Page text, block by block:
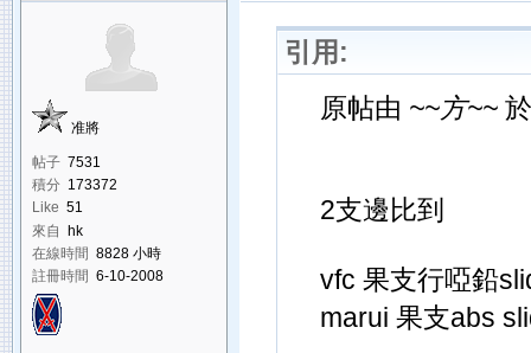
准將
帖子 7531
積分 173372
Like 51
來自 hk
在線時間 8828 小時
註冊時間 6-10-2008
引用:
原帖由 ~~方~~
2支邊比到
vfc 果支行啞鉛
marui 果支abs